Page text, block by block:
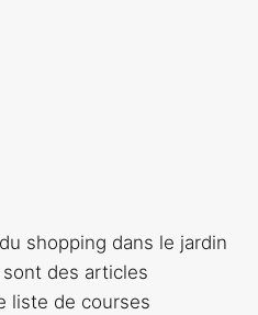
shopping dans le jardin
des articles
liste de courses